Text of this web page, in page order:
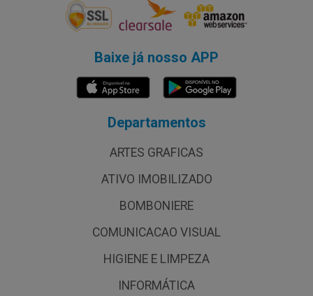
Baixe já nosso APP
Departamentos
ARTES GRAFICAS
ATIVO IMOBILIZADO
BOMBONIERE
COMUNICACAO VISUAL
HIGIENE E LIMPEZA
INFORMÁTICA